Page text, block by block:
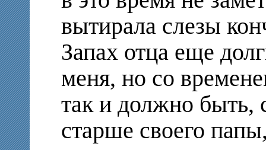
вытирала слезы
Запах отца еще
меня, но со
так и должно быть,
старше своего